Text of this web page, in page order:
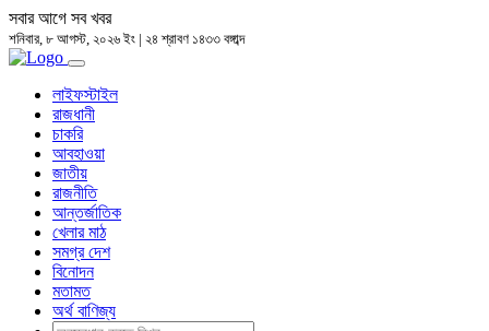
সবার আগে সব খবর
শনিবার, ৮ আগস্ট, ২০২৬ ইং | ২৪ শ্রাবণ ১৪৩৩ বঙ্গাব্দ
লাইফস্টাইল
রাজধানী
চাকরি
আবহাওয়া
জাতীয়
রাজনীতি
আন্তর্জাতিক
খেলার মাঠ
সমগ্র দেশ
বিনোদন
মতামত
অর্থ বাণিজ্য